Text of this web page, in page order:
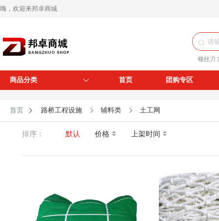
嗨，欢迎来邦卓商城
螺丝刀
商品分类 首页 团购专区
首页 路桥工程设施 辅料类 土工网
排序： 默认 价格 上架时间